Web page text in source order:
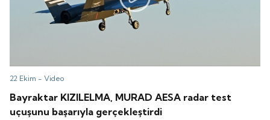
22 Ekim -Video
Bayraktar KIZILELMA, MURAD AESA radar test
uçuşunu başarıyla gerçekleştirdi